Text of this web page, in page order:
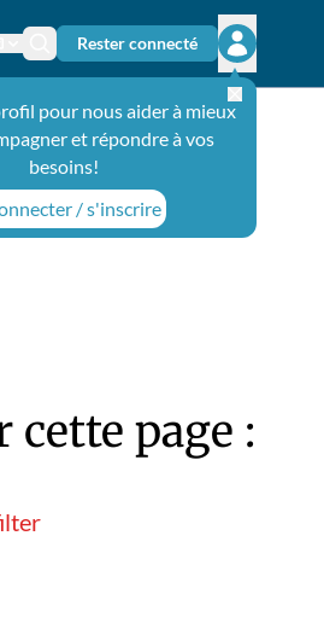
Changer de langue
Icône de recherche
Rester connecté
Ouvrir le
pour nous aider à mieux
et répondre à vos
besoins!
/ s'inscrire
page :